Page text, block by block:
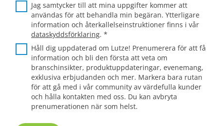
Jag samtycker till att mina uppgifter kommer att
användas för att behandla min begäran. Ytterligare
information och återkallelseinstruktioner finns i vår
dataskyddsförklaring. *
Håll dig uppdaterad om Lutze! Prenumerera för att få
information och bli den första att veta om
branschinsikter, produktuppdateringar, evenemang,
exklusiva erbjudanden och mer. Markera bara rutan
för att gå med i vår community av värdefulla kunder
och hålla kontakten med oss. Du kan avbryta
prenumerationen när som helst.